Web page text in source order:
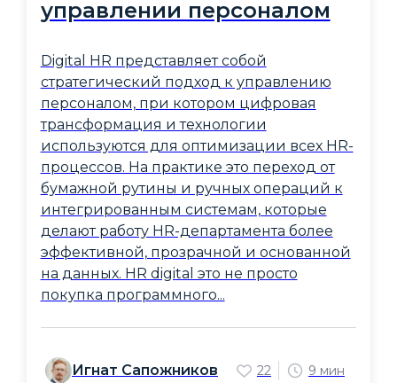
управлении персоналом
Digital HR представляет собой
стратегический подход к управлению
персоналом, при котором цифровая
трансформация и технологии
используются для оптимизации всех HR-
процессов. На практике это переход от
бумажной рутины и ручных операций к
интегрированным системам, которые
делают работу HR-департамента более
эффективной, прозрачной и основанной
на данных. HR digital это не просто
покупка программного...
Игнат Сапожников 22 9 мин